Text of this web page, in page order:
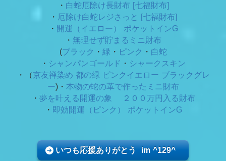
・ 白蛇厄除け長財布 [七福財布]
・ 厄除け白蛇レジさっと [七福財布]
・ 開運（イエロー） ポケットインG
・ 無理せず貯まるミニ財布
(ブラック ・ 緑 ・ ピンク ・ 白蛇
・ シャンパンゴールド ・ シャークスキン
・（京友禅染め 都の緑 ピンクイエロー ブラックグレ
ー)・ 本物の蛇の革で作ったミニ財布
・ 夢を叶える開運の象 ２００万円入る財布
・ 即効開運（ピンク） ポケットインG
いつも応援ありがとう im ^129^